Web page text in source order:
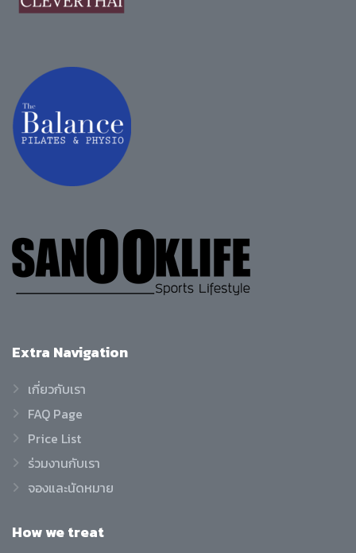
Extra Navigation
เกี่ยวกับเรา
FAQ Page
Price List
ร่วมงานกับเรา
จองและนัดหมาย
Howwe treat